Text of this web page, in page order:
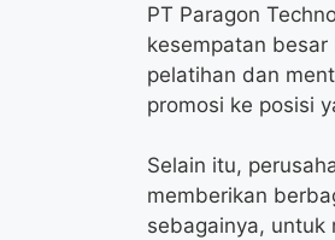
PT Paragon
kesempatan
pelatihan dan
promosi ke posisi
Selain itu,
memberikan
sebagainya, untuk